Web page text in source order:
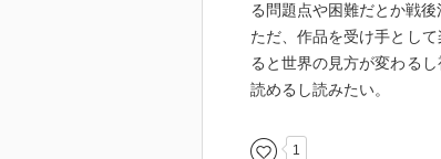
る問題点や困難だとか戦
ただ、作品を受け手とし
ると世界の見方が変わる
読めるし読みたい。
1